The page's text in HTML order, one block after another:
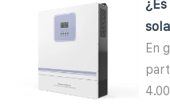
En